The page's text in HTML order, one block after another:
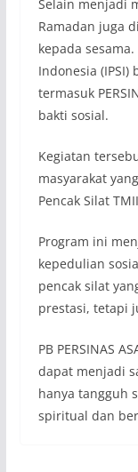
Selain menjadi
Ramadan juga
kepada
Indonesia
termasuk
bakti sosial.
Kegiatan
masyarakat
Pencak Silat
Program ini
kepedulian
pencak silat
prestasi, tetapi
PB PERSINAS
dapat menjadi
hanya tangguh
spiritual dan